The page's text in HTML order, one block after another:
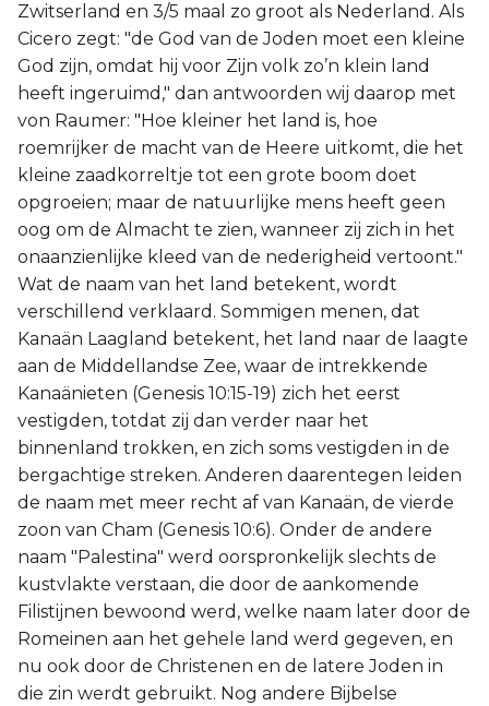
Zwitserland en 3/5 maal zo groot als Nederland. Als
Cicero zegt: "de God van de Joden moet een kleine
God zijn, omdat hij voor Zijn volk zo’n klein land
heeft ingeruimd," dan antwoorden wij daarop met
von Raumer: "Hoe kleiner het land is, hoe
roemrijker de macht van de Heere uitkomt, die het
kleine zaadkorreltje tot een grote boom doet
opgroeien; maar de natuurlijke mens heeft geen
oog om de Almacht te zien, wanneer zij zich in het
onaanzienlijke kleed van de nederigheid vertoont."
Wat de naam van het land betekent, wordt
verschillend verklaard. Sommigen menen, dat
Kanaän Laagland betekent, het land naar de laagte
aan de Middellandse Zee, waar de intrekkende
Kanaänieten (Genesis 10:15-19) zich het eerst
vestigden, totdat zij dan verder naar het
binnenland trokken, en zich soms vestigden in de
bergachtige streken. Anderen daarentegen leiden
de naam met meer recht af van Kanaän, de vierde
zoon van Cham (Genesis 10:6). Onder de andere
naam "Palestina" werd oorspronkelijk slechts de
kustvlakte verstaan, die door de aankomende
Filistijnen bewoond werd, welke naam later door de
Romeinen aan het gehele land werd gegeven, en
nu ook door de Christenen en de latere Joden in
die zin werdt gebruikt. Nog andere Bijbelse